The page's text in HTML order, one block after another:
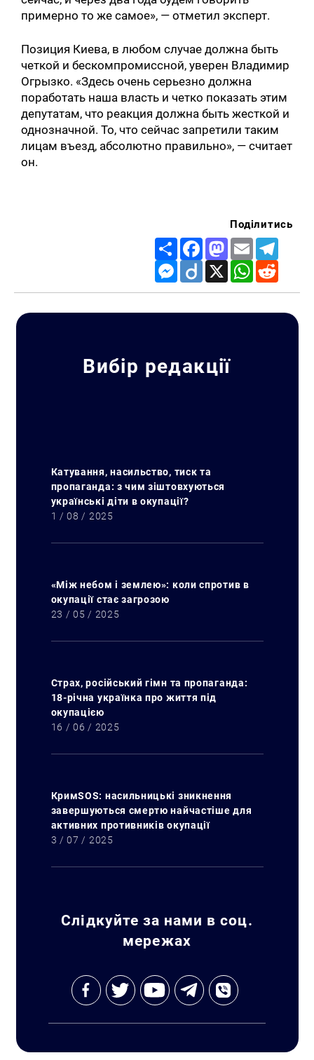
примерно то же самое», — отметил эксперт.
Позиция Киева, в любом случае должна быть
четкой и бескомпромиссной, уверен Владимир
Огрызко. «Здесь очень серьезно должна
поработать наша власть и четко показать этим
депутатам, что реакция должна быть жесткой и
однозначной. То, что сейчас запретили таким
лицам въезд, абсолютно правильно», — считает
он.
Поділитись
Share FacebookMastodon
Email
Messenger
Diigo X WhatsApp
Вибір редакції
Катування, насильство, тиск та
пропаганда: з чим зіштовхуються
українські діти в окупації?
1 / 08 / 2025
«Між небом і землею»: коли спротив в
окупації стає загрозою
23 / 05 / 2025
Страх, російський гімн та пропаганда:
18-річна українка про життя під
окупацією
16 / 06 / 2025
КримSOS: насильницькі зникнення
завершуються смертю найчастіше для
активних противників окупації
3 / 07 / 2025
Слідкуйте за нами в соц.
мережах